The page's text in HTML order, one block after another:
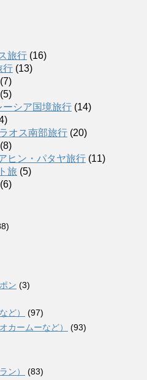
旅行 (16)
行 (13)
(7)
(5)
シア国境旅行 (14)
オス南部旅行 (20)
(8)
ヒン・パタヤ旅行 (11)
旅 (5)
(6)
ン (3)
ど）
(97)
カームーなど）
(93)
ン）
(83)